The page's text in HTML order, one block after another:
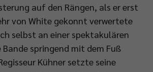
auf den Rängen, als er erst
von White gekonnt verwertete
selbst an einer spektakulären
springend mit dem Fuß
Kühner setzte seine